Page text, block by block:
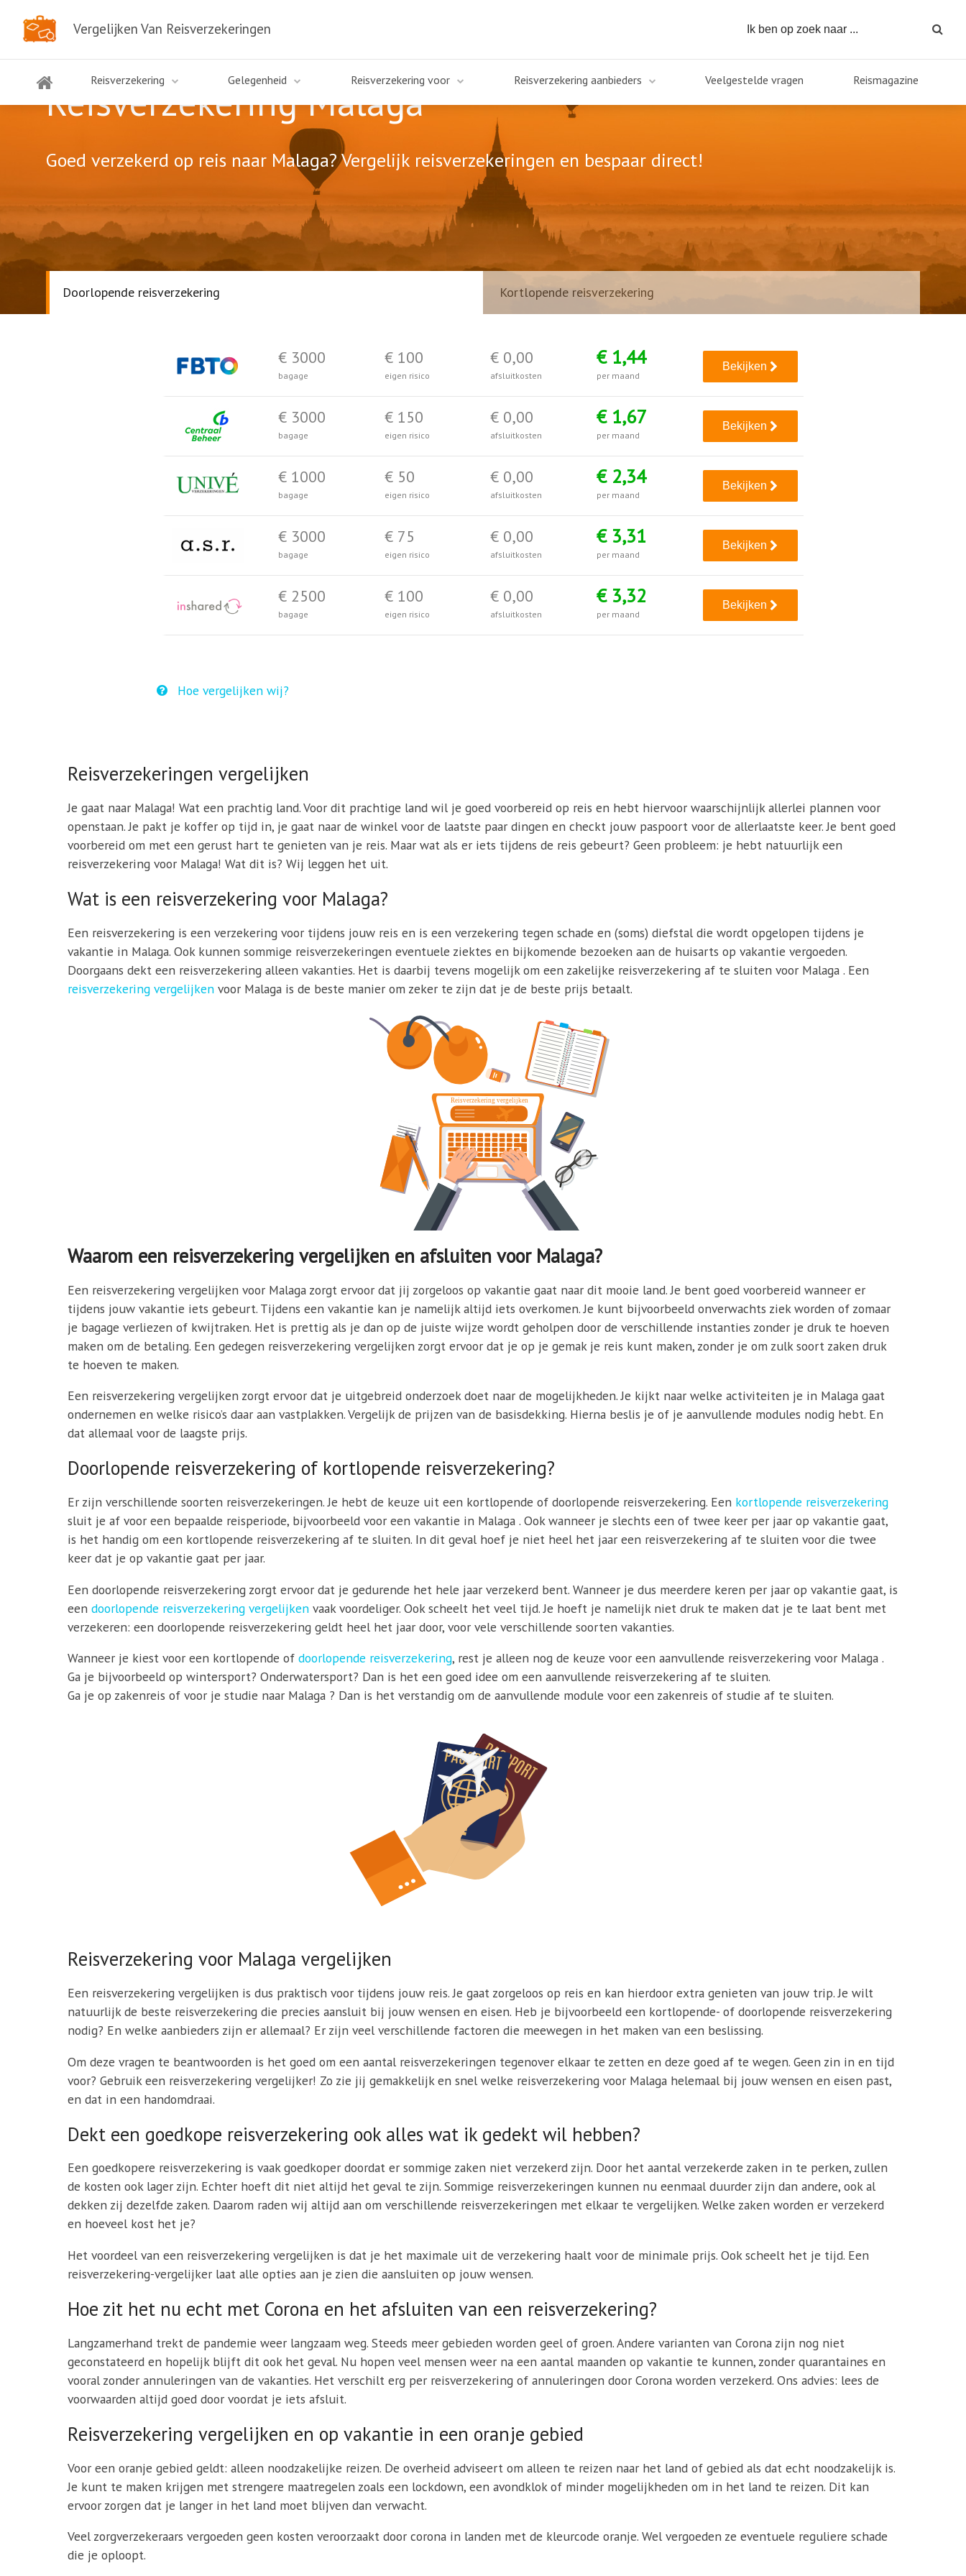
Vergelijken Van Reisverzekeringen
Reisverzekering Gelegenheid Reisverzekering voor Reisverzekering aanbieders Veelgestelde vragen Reismagazine
Reisverzekering Malaga
Goed verzekerd op reis naar Malaga? Vergelijk reisverzekeringen en bespaar direct!
Doorlopende reisverzekering Kortlopende reisverzekering
€ 3000
bagage
€ 100
eigen risico
€ 0,00
afsluitkosten
€ 1,44
per maand
Bekijken
€ 3000
bagage
€ 150
eigen risico
€ 0,00
afsluitkosten
€ 1,67
per maand
Bekijken
€ 1000
bagage
€ 50
eigen risico
€ 0,00
afsluitkosten
€ 2,34
per maand
Bekijken
€ 3000
bagage
€ 75
eigen risico
€ 0,00
afsluitkosten
€ 3,31
per maand
Bekijken
€ 2500
bagage
€ 100
eigen risico
€ 0,00
afsluitkosten
€ 3,32
per maand
Bekijken
Hoe vergelijken wij?
Reisverzekeringen vergelijken
Je gaat naar Malaga! Wat een prachtig land. Voor dit prachtige land wil je goed voorbereid op reis en hebt hiervoor waarschijnlijk allerlei plannen voor
openstaan. Je pakt je koffer op tijd in, je gaat naar de winkel voor de laatste paar dingen en checkt jouw paspoort voor de allerlaatste keer. Je bent goed
voorbereid om met een gerust hart te genieten van je reis. Maar wat als er iets tijdens de reis gebeurt? Geen probleem: je hebt natuurlijk een
reisverzekering voor Malaga! Wat dit is? Wij leggen het uit.
Wat is een reisverzekering voor Malaga?
Een reisverzekering is een verzekering voor tijdens jouw reis en is een verzekering tegen schade en (soms) diefstal die wordt opgelopen tijdens je
vakantie in Malaga. Ook kunnen sommige reisverzekeringen eventuele ziektes en bijkomende bezoeken aan de huisarts op vakantie vergoeden.
Doorgaans dekt een reisverzekering alleen vakanties. Het is daarbij tevens mogelijk om een zakelijke reisverzekering af te sluiten voor Malaga . Een
reisverzekering vergelijken voor Malaga is de beste manier om zeker te zijn dat je de beste prijs betaalt.
Waarom een reisverzekering vergelijken en afsluiten voor Malaga?
Een reisverzekering vergelijken voor Malaga zorgt ervoor dat jij zorgeloos op vakantie gaat naar dit mooie land. Je bent goed voorbereid wanneer er
tijdens jouw vakantie iets gebeurt. Tijdens een vakantie kan je namelijk altijd iets overkomen. Je kunt bijvoorbeeld onverwachts ziek worden of zomaar
je bagage verliezen of kwijtraken. Het is prettig als je dan op de juiste wijze wordt geholpen door de verschillende instanties zonder je druk te hoeven
maken om de betaling. Een gedegen reisverzekering vergelijken zorgt ervoor dat je op je gemak je reis kunt maken, zonder je om zulk soort zaken druk
te hoeven te maken.
Een reisverzekering vergelijken zorgt ervoor dat je uitgebreid onderzoek doet naar de mogelijkheden. Je kijkt naar welke activiteiten je in Malaga gaat
ondernemen en welke risico’s daar aan vastplakken. Vergelijk de prijzen van de basisdekking. Hierna beslis je of je aanvullende modules nodig hebt. En
dat allemaal voor de laagste prijs.
Doorlopende reisverzekering of kortlopende reisverzekering?
Er zijn verschillende soorten reisverzekeringen. Je hebt de keuze uit een kortlopende of doorlopende reisverzekering. Een kortlopende reisverzekering
sluit je af voor een bepaalde reisperiode, bijvoorbeeld voor een vakantie in Malaga . Ook wanneer je slechts een of twee keer per jaar op vakantie gaat,
is het handig om een kortlopende reisverzekering af te sluiten. In dit geval hoef je niet heel het jaar een reisverzekering af te sluiten voor die twee
keer dat je op vakantie gaat per jaar.
Een doorlopende reisverzekering zorgt ervoor dat je gedurende het hele jaar verzekerd bent. Wanneer je dus meerdere keren per jaar op vakantie gaat, is
eendoorlopende reisverzekering vergelijken vaak voordeliger. Ook scheelt het veel tijd. Je hoeft je namelijk niet druk te maken dat je te laat bent met
verzekeren: een doorlopende reisverzekering geldt heel het jaar door, voor vele verschillende soorten vakanties.
Wanneer je kiest voor een kortlopende ofdoorlopende reisverzekering, rest je alleen nog de keuze voor een aanvullende reisverzekering voor Malaga .
Ga je bijvoorbeeld op wintersport? Onderwatersport? Dan is het een goed idee om een aanvullende reisverzekering af te sluiten.
Ga je op zakenreis of voor je studie naar Malaga ? Dan is het verstandig om de aanvullende module voor een zakenreis of studie af te sluiten.
Reisverzekering voor Malaga vergelijken
Een reisverzekering vergelijken is dus praktisch voor tijdens jouw reis. Je gaat zorgeloos op reis en kan hierdoor extra genieten van jouw trip. Je wilt
natuurlijk de beste reisverzekering die precies aansluit bij jouw wensen en eisen. Heb je bijvoorbeeld een kortlopende- of doorlopende reisverzekering
nodig? En welke aanbieders zijn er allemaal? Er zijn veel verschillende factoren die meewegen in het maken van een beslissing.
Om deze vragen te beantwoorden is het goed om een aantal reisverzekeringen tegenover elkaar te zetten en deze goed af te wegen. Geen zin in en tijd
voor? Gebruik een reisverzekering vergelijker! Zo zie jij gemakkelijk en snel welke reisverzekering voor Malaga helemaal bij jouw wensen en eisen past,
en dat in een handomdraai.
Dekt een goedkope reisverzekering ook alles wat ik gedekt wil hebben?
Een goedkopere reisverzekering is vaak goedkoper doordat er sommige zaken niet verzekerd zijn. Door het aantal verzekerde zaken in te perken, zullen
de kosten ook lager zijn. Echter hoeft dit niet altijd het geval te zijn. Sommige reisverzekeringen kunnen nu eenmaal duurder zijn dan andere, ook al
dekken zij dezelfde zaken. Daarom raden wij altijd aan om verschillende reisverzekeringen met elkaar te vergelijken. Welke zaken worden er verzekerd
en hoeveel kost het je?
Het voordeel van een reisverzekering vergelijken is dat je het maximale uit de verzekering haalt voor de minimale prijs. Ook scheelt het je tijd. Een
reisverzekering-vergelijker laat alle opties aan je zien die aansluiten op jouw wensen.
Hoe zit het nu echt met Corona en het afsluiten van een reisverzekering?
Langzamerhand trekt de pandemie weer langzaam weg. Steeds meer gebieden worden geel of groen. Andere varianten van Corona zijn nog niet
geconstateerd en hopelijk blijft dit ook het geval. Nu hopen veel mensen weer na een aantal maanden op vakantie te kunnen, zonder quarantaines en
vooral zonder annuleringen van de vakanties. Het verschilt erg per reisverzekering of annuleringen door Corona worden verzekerd. Ons advies: lees de
voorwaarden altijd goed door voordat je iets afsluit.
Reisverzekering vergelijken en op vakantie in een oranje gebied
Voor een oranje gebied geldt: alleen noodzakelijke reizen. De overheid adviseert om alleen te reizen naar het land of gebied als dat echt noodzakelijk is.
Je kunt te maken krijgen met strengere maatregelen zoals een lockdown, een avondklok of minder mogelijkheden om in het land te reizen. Dit kan
ervoor zorgen dat je langer in het land moet blijven dan verwacht.
Veel zorgverzekeraars vergoeden geen kosten veroorzaakt door corona in landen met de kleurcode oranje. Wel vergoeden ze eventuele reguliere schade
die je oploopt.